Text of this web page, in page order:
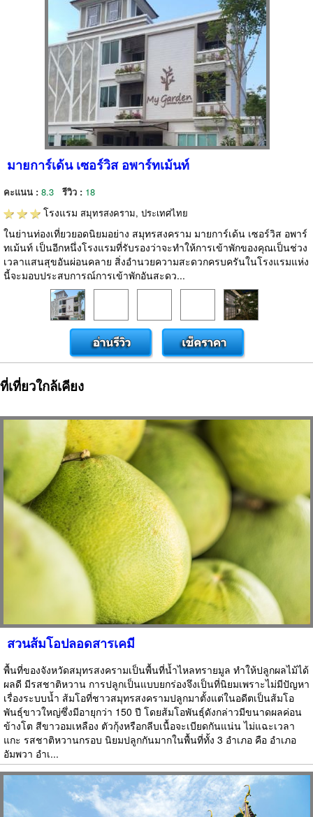
มายการ์เด้น เซอร์วิส อพาร์ทเม้นท์
คะแนน : 8.3 รีวิว : 18
โรงแรม สมุทรสงคราม, ประเทศไทย
ในย่านท่องเที่ยวยอดนิยมอย่าง สมุทรสงคราม มายการ์เด้น เซอร์วิส อพาร์
ทเม้นท์ เป็นอีกหนึ่งโรงแรมที่รับรองว่าจะทำให้การเข้าพักของคุณเป็นช่วง
เวลาแสนสุขอันผ่อนคลาย สิ่งอำนวยความสะดวกครบครันในโรงแรมแห่ง
นี้จะมอบประสบการณ์การเข้าพักอันสะดว...
ที่เที่ยวใกล้เคียง
สวนส้มโอปลอดสารเคมี
พื้นที่ของจังหวัดสมุทรสงครามเป็นพื้นที่น้ำไหลทรายมูล ทำให้ปลูกผลไม้ได้
ผลดี มีรสชาติหวาน การปลูกเป็นแบบยกร่องจึงเป็นที่นิยมเพราะไม่มีปัญหา
เรื่องระบบน้ำ ส้มโอที่ชาวสมุทรสงครามปลูกมาตั้งแต่ในอดีตเป็นส้มโอ
พันธุ์ขาวใหญ่ซึ่งมีอายุกว่า 150 ปี โดยส้มโอพันธุ์ดังกล่าวมีขนาดผลค่อน
ข้างโต สีขาวอมเหลือง ตัวกุ้งหรือกลีบเนื้อจะเบียดกันแน่น ไม่แฉะเวลา
แกะ รสชาติหวานกรอบ นิยมปลูกกันมากในพื้นที่ทั้ง 3 อำเภอ คือ อำเภอ
อัมพวา อำเ...